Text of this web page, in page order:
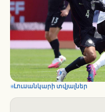
Լուսանկարի տվյալներ